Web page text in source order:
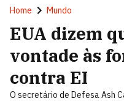
Home Mundo
EUA dizem
vontade às
contra EI
O secretário de Defesa Ash